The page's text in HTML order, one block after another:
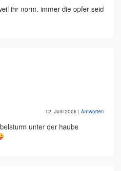
ihr norm. immer die opfer seid
12. Juni 2006 | Antworten
unter der haube